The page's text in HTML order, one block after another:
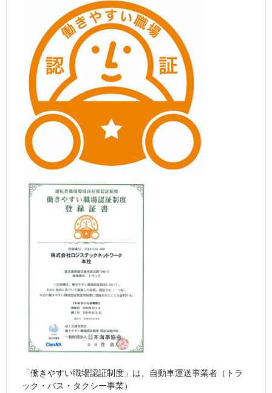
「働きやすい職場認証制度」は、自動車運送事業者（トラ
ック・バス・タクシー事業）